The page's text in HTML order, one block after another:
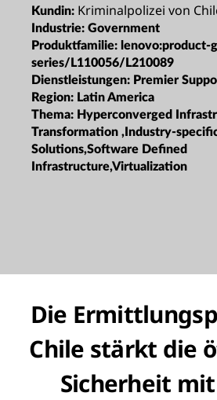
Kundin: Kriminalpolizei von
Industrie: Government
Produktfamilie: lenovo:product-
series/L110056/L210089
Dienstleistungen: Premier
Region: Latin America
Thema: Hyperconverged
Transformation ,Industry-
Solutions,Software Defined
Infrastructure,Virtualization
Die
Chile stärkt die
Sicherheit